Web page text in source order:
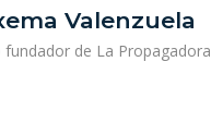
Valenzuela
fundador de La Propagadora